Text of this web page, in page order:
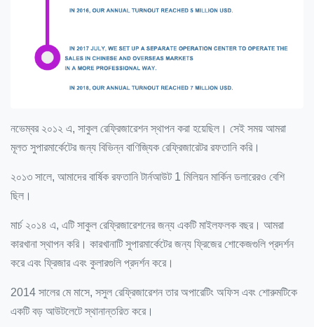
নভেম্বর ২০১২ এ, সাকুল রেফ্রিজারেশন স্থাপন করা হয়েছিল। সেই সময় আমরা
মূলত সুপারমার্কেটের জন্য বিভিন্ন বাণিজ্যিক রেফ্রিজারেটর রফতানি করি।
২০১৩ সালে, আমাদের বার্ষিক রফতানি টার্নআউট 1 মিলিয়ন মার্কিন ডলারেরও বেশি
ছিল।
মার্চ ২০১৪ এ, এটি সাকুল রেফ্রিজারেশনের জন্য একটি মাইলফলক বছর। আমরা
কারখানা স্থাপন করি। কারখানাটি সুপারমার্কেটের জন্য ফ্রিজের শোকেজগুলি প্রদর্শন
করে এবং ফ্রিজার এবং কুলারগুলি প্রদর্শন করে।
2014 সালের মে মাসে, সসুল রেফ্রিজারেশন তার অপারেটিং অফিস এবং শোরুমটিকে
একটি বড় আউটলেটে স্থানান্তরিত করে।